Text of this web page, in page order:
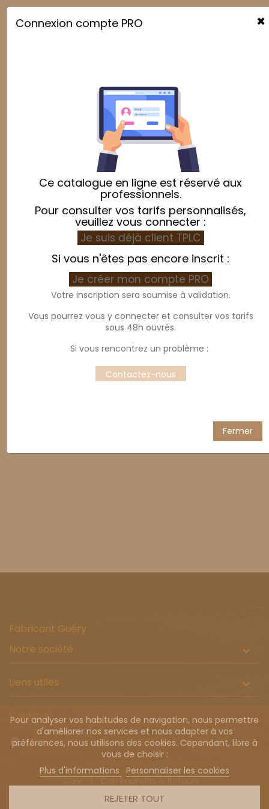

Pour analyser vos habitudes de navigation, nous permettre
d'améliorer nos services et nous adapter à vos
préférences, nous utilisons des cookies. Cependant, libre à
vous de choisir :
Plus d'informations Personnaliser les cookies
REJETER TOUT
Affichage 1-1 de 1 article(s)
Chaussures de sécurité
SUGAR
Fabricant Guéry
Notre société

Liens utiles 
Contact
Marchand approuvé par la Société des Avis Garantis, cliquez
CGV
Commandes & Retours
Livraison à l'international
×
Connexion compte PRO
Ce catalogue en ligne est réservé aux
professionnels.
Pour consulter vos tarifs personnalisés,
veuillez vous connecter :
Je suis déjà client TPLC
Si vous n'êtes pas encore inscrit :
Je créer mon compte PRO
Votre inscription sera soumise à validation.
Vous pourrez vous y connecter et consulter vos tarifs
sous 48h ouvrés.
Si vous rencontrez un problème :
Contactez-nous
Fermer